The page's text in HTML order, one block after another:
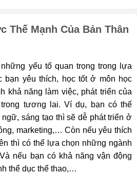
Thế Mạnh Của Bản Thân
yếu tố quan trọng trong lựa
bạn yêu thích, học tốt ở môn học
khả năng làm việc, phát triển của
tương lai. Ví dụ, bạn có thế
sáng tạo thì sẽ dễ phát triển ở
marketing,… Còn nếu yêu thích
thì có thể lựa chọn những ngành
nếu bạn có khả năng vận động
thể dục thể thao,…